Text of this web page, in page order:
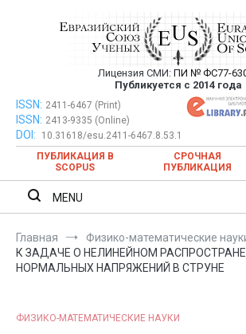
Евразийский Союз
публикация научных
ежемесячном
Лицензия СМИ: ПИ № ФС77-
Публикуется с 2014 года
Евразийский Союз Ученых — публикация
ежемесячном научном
ISSN: 2411-6467 (Print)
ISSN: 2413-9335 (Online)
DOI:
10.31618/esu.2411-6467.8.53.1
ПУБЛИКАЦИЯ В
SCOPUS
СРОЧНАЯ
ПУБЛИКАЦИЯ
MENU
Главная
Физико-математические
К ЗАДАЧЕ О НЕЛИНЕЙНОМ
НОРМАЛЬНЫХ НАПРЯЖЕНИЙ В СТРУНЕ
ФИЗИКО-МАТЕМАТИЧЕСКИЕ НАУКИ